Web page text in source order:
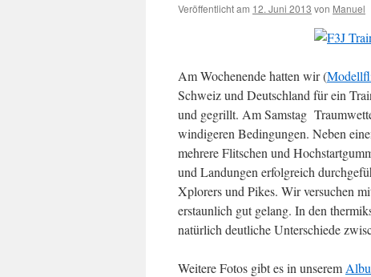
Veröffentlicht am 12. Juni 2013 von Manuel
Am Wochenende hatten wir (
Schweiz und Deutschland für ein
und gegrillt. Am Samstag
windigeren Bedingungen. Neben
mehrere Flitschen und
und Landungen erfolgreich
Xplorers und Pikes. Wir versuchen
erstaunlich gut gelang. In den
natürlich deutliche Unterschiede
Weitere Fotos gibt es in unserem